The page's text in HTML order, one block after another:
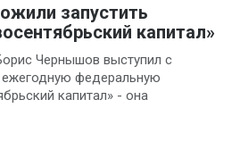
запустить
капитал»
Чернышов выступил с
ежегодную федеральную
капитал» - она